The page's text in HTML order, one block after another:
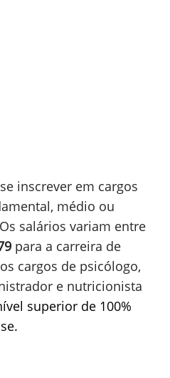
inscrever em cargos
médio ou
salários variam entre
para a carreira de
cargos de psicólogo,
e nutricionista
superior de 100%